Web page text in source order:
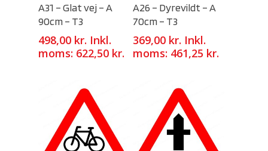
A31 – Glat vej – A
90cm – T3
498,00 kr. Inkl.
moms: 622,50 kr.
A26 – Dyrevildt – A
70cm – T3
369,00 kr. Inkl.
moms: 461,25 kr.